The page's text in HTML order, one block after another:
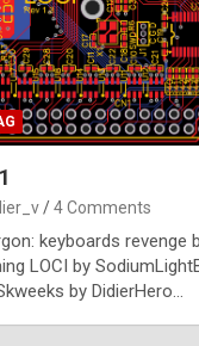
p
h
o
n
y
l
e
x
4 Comments
keyboards revenge
LOCI by
by DidierHero…